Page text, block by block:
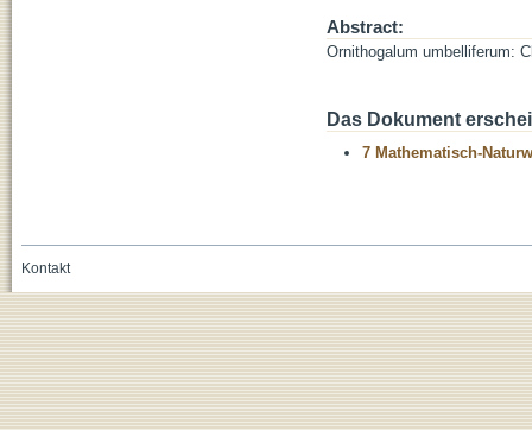
Abstract:
Ornithogalum umbelliferum:
Das Dokument
7 Mathematisch-
Kontakt